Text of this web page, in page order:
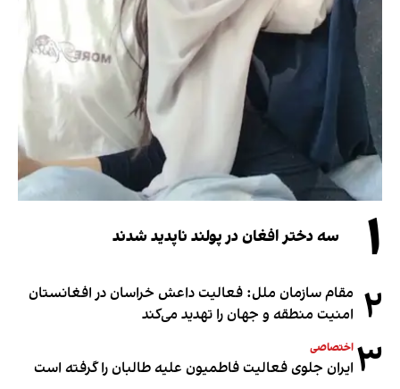
۱ سه دختر افغان در پولند ناپدید شدند
۲ مقام سازمان ملل: فعالیت داعش خراسان در افغانستان
امنیت منطقه و جهان را تهدید می‌کند
۳ اختصاصی
ایران جلوی فعالیت فاطمیون علیه طالبان را گرفته است